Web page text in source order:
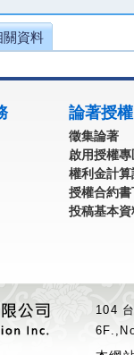
關資料
論著授權
徵集論著
啟用授權專
權利金計算
授權合約書
投稿基本資
104